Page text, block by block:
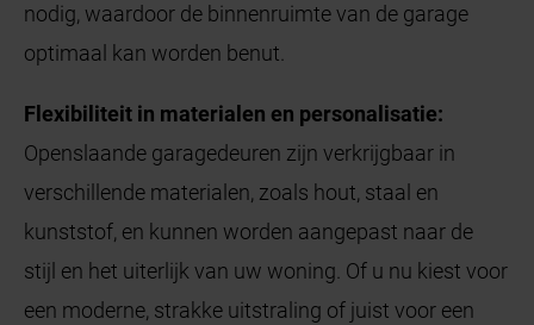
nodig, waardoor de binnenruimte van de garage
optimaal kan worden benut.
Flexibiliteit in materialen en personalisatie:
Openslaande garagedeuren zijn verkrijgbaar in
verschillende materialen, zoals hout, staal en
kunststof, en kunnen worden aangepast naar de
stijl en het uiterlijk van uw woning. Of u nu kiest voor
een moderne, strakke uitstraling of juist voor een